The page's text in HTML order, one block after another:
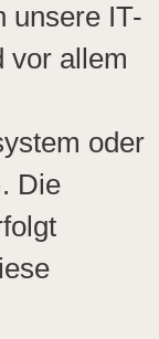
unsere IT-
vor allem
oder
Die